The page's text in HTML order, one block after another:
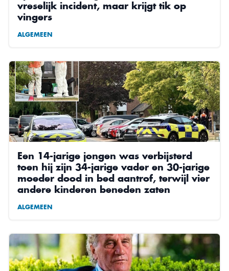
vreselijk incident, maar krijgt tik op
vingers
ALGEMEEN
Een 14-jarige jongen was verbijsterd
toen hij zijn 34-jarige vader en 30-jarige
moeder dood in bed aantrof, terwijl vier
andere kinderen beneden zaten
ALGEMEEN